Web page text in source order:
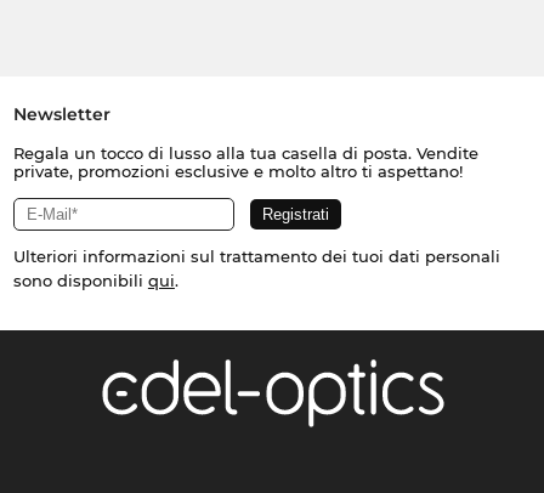
Newsletter
Regala un tocco di lusso alla tua casella di posta. Vendite
private, promozioni esclusive e molto altro ti aspettano!
Ulteriori informazioni sul trattamento dei tuoi dati personali
sono disponibili qui.